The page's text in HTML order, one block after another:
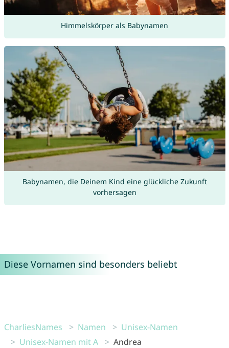
Himmelskörper als Babynamen
Babynamen, die Deinem Kind eine glückliche Zukunft
vorhersagen
Diese Vornamen sind besonders beliebt
CharliesNames Namen
Unisex-Namen
Unisex-Namen mit A
Andrea